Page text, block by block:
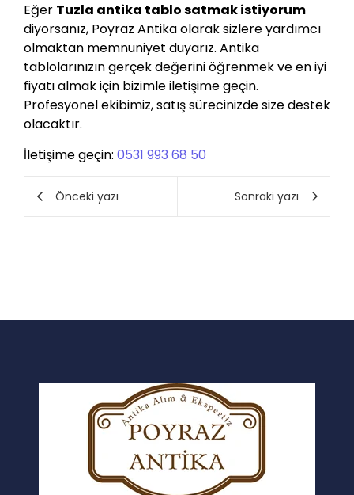
Eğer Tuzla antika tablo satmak istiyorum
diyorsanız, Poyraz Antika olarak sizlere yardımcı
olmaktan memnuniyet duyarız. Antika
tablolarınızın gerçek değerini öğrenmek ve en iyi
fiyatı almak için bizimle iletişime geçin.
Profesyonel ekibimiz, satış sürecinizde size destek
olacaktır.
İletişime geçin: 0531 993 68 50
Önceki yazı Sonraki yazı